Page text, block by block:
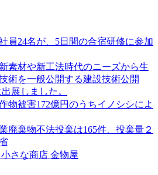
員24名が、5日間の合宿研修に参加
素材や新工法時代のニーズから生
術を一般公開する建設技術公開
展しました。
物被害172億円のうちイノシシによ
廃棄物不法投棄は165件、投棄量２
さな商店 金物屋